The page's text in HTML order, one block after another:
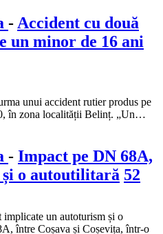
- Accident cu două
un minor de 16 ani
unui accident rutier produs pe
în zona localității Belinț. „Un…
- Impact pe DN 68A,
o autoutilitară 52
un autoturism și o
între Coșava și Coșevița, într-o